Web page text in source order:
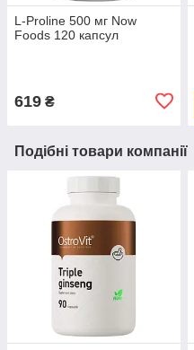
L-Proline 500 мг Now
Foods 120 капсул
619 ₴
Подібні товари компанії